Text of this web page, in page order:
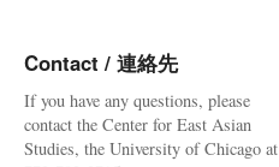
Contact / 連絡先
If you have any questions, please
contact the Center for East Asian
Studies, the University of Chicago at